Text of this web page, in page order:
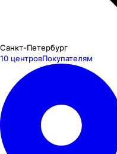
Санкт-Петербург
10 центровПокупателям